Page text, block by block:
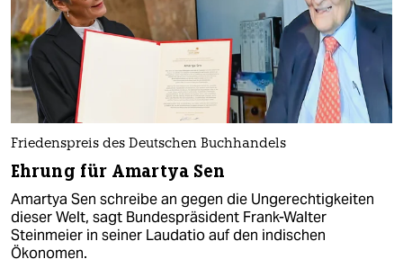
Friedenspreis des Deutschen Buchhandels
Ehrung für Amartya Sen
Amartya Sen schreibe an gegen die Ungerechtigkeiten
dieser Welt, sagt Bundespräsident Frank-Walter
Steinmeier in seiner Laudatio auf den indischen
Ökonomen.